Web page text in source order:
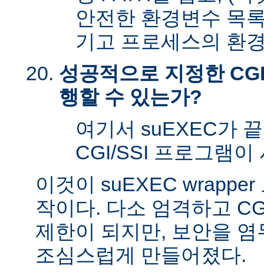
안전한 환경변수 목
기고 프로세스의 환
성공적으로 지정한
행할 수 있는가?
여기서 suEXEC가
CGI/SSI 프로그램이
이것이 suEXEC wrapper
작이다. 다소 엄격하고
제한이 되지만, 보안을
조심스럽게 만들어졌다.